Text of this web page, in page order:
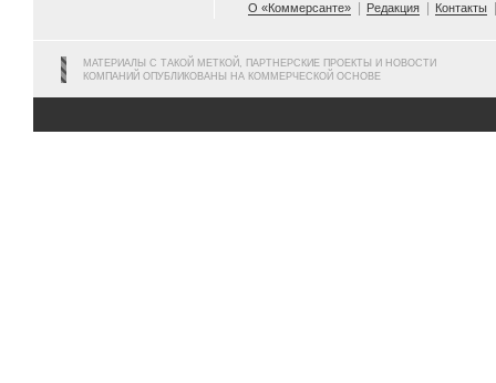
О «Коммерсанте»
Редакция Контакты
МАТЕРИАЛЫ С ТАКОЙ МЕТКОЙ, ПАРТНЕРСКИЕ ПРОЕКТЫ И НОВОСТИ
КОМПАНИЙ ОПУБЛИКОВАНЫ НА КОММЕРЧЕСКОЙ ОСНОВЕ